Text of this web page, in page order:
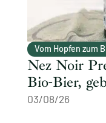
Vom Hopfen zum
Nez Noir
Bio-Bier,
03/08/26